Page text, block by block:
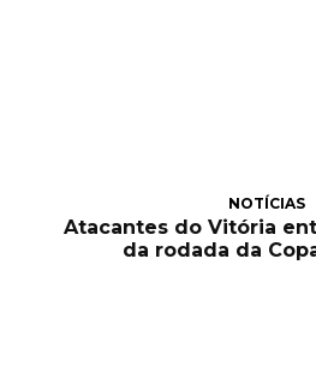
NOTÍCIAS
Atacantes do Vitória
da rodada da